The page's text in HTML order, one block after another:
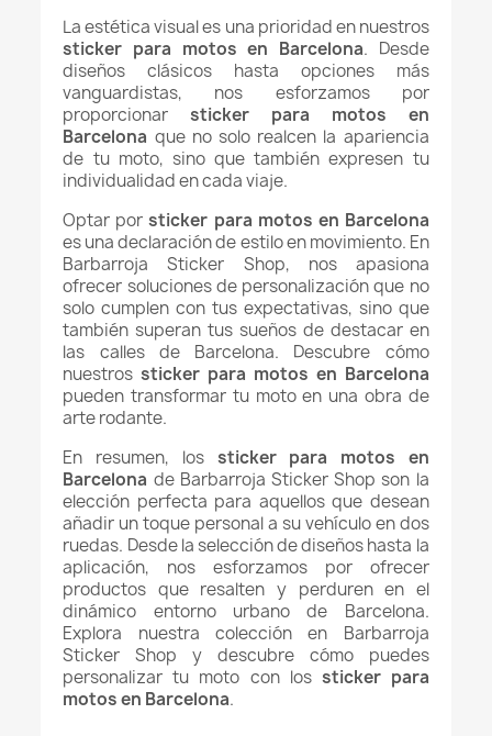
La estética visual es una prioridad en nuestros
sticker para motos en Barcelona. Desde
diseños clásicos hasta opciones más
vanguardistas, nos esforzamos por
proporcionarsticker para motos en
Barcelona que no solo realcen la apariencia
de tu moto, sino que también expresen tu
individualidad en cada viaje.
Optar porsticker para motos en Barcelona
es una declaración de estilo en movimiento. En
Barbarroja Sticker Shop, nos apasiona
ofrecer soluciones de personalización que no
solo cumplen con tus expectativas, sino que
también superan tus sueños de destacar en
las calles de Barcelona. Descubre cómo
nuestrossticker para motos en Barcelona
pueden transformar tu moto en una obra de
arte rodante.
En resumen, los sticker para motos en
Barcelona de Barbarroja Sticker Shop son la
elección perfecta para aquellos que desean
añadir un toque personal a su vehículo en dos
ruedas. Desde la selección de diseños hasta la
aplicación, nos esforzamos por ofrecer
productos que resalten y perduren en el
dinámico entorno urbano de Barcelona.
Explora nuestra colección en Barbarroja
Sticker Shop y descubre cómo puedes
personalizar tu moto con los sticker para
motos en Barcelona.